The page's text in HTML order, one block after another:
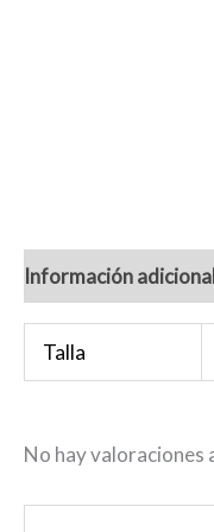
Información adicional
Talla
No hay valoraciones